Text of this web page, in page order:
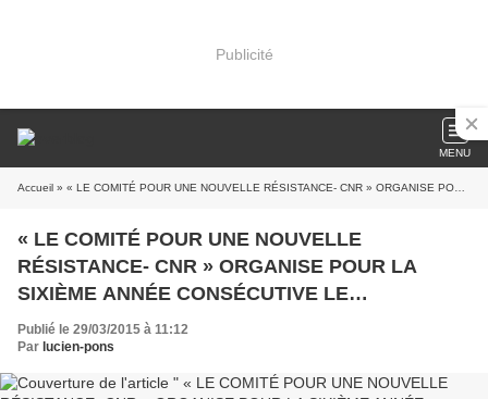
Publicité
MENU
Accueil » « LE COMITÉ POUR UNE NOUVELLE RÉSISTANCE- CNR » ORGANISE POUR LA SIXIÈME ANNÉE CONSÉCUTIVE LE DÉPLACEMENT AU PLATEAU DES GLIÈRES AU DÉPART DE NICE les samedi 23 mai et dimanche 24 mai 2015.
« LE COMITÉ POUR UNE NOUVELLE
RÉSISTANCE- CNR » ORGANISE POUR LA
SIXIÈME ANNÉE CONSÉCUTIVE LE
DÉPLACEMENT AU PLATEAU DES GLIÈRES AU
DÉPART DE NICE les samedi 23 mai et
dimanche 24 mai 2015.
Publié le 29/03/2015 à 11:12
Par lucien-pons